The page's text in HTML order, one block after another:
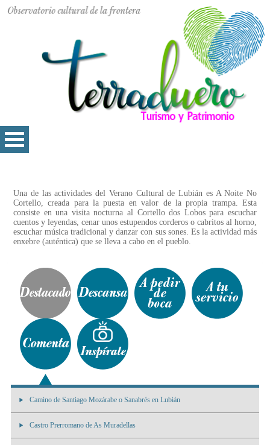
Una de las actividades del Verano Cultural de Lubián es A Noite No
Cortello, creada para la puesta en valor de la propia trampa. Esta
consiste en una visita nocturna al Cortello dos Lobos para escuchar
cuentos y leyendas, cenar unos estupendos corderos o cabritos al horno,
escuchar música tradicional y danzar con sus sones. Es la actividad más
enxebre (auténtica) que se lleva a cabo en el pueblo.
Camino de Santiago Mozárabe o Sanabrés en Lubián
Castro Prerromano de As Muradellas